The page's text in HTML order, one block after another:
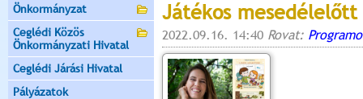
Önkormányzat
Ceglédi Közös
Önkormányzati Hivatal
Ceglédi Járási Hivatal
Pályázatok
Játékos
2022.09.16. 14:40 Rovat: